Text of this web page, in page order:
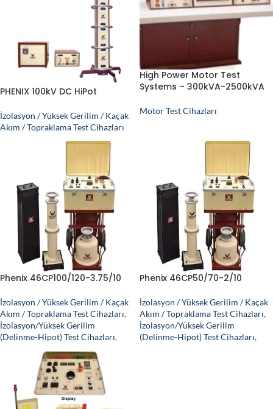
PHENIX 100kV DC HiPot
İzolasyon / Yüksek Gerilim / Kaçak
Akım / Topraklama Test Cihazları
High Power Motor Test
Systems – 300kVA-2500kVA
Motor Test Cihazları
Phenix 46CP100/120-3.75/10
İzolasyon / Yüksek Gerilim / Kaçak
Akım / Topraklama Test Cihazları,
İzolasyon/Yüksek Gerilim
(Delinme-Hipot) Test Cihazları,
Phenix 46CP50/70-2/10
İzolasyon / Yüksek Gerilim / Kaçak
Akım / Topraklama Test Cihazları,
İzolasyon/Yüksek Gerilim
(Delinme-Hipot) Test Cihazları,